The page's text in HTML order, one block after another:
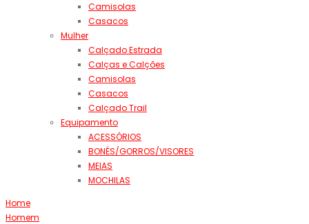
Camisolas
Casacos
Mulher
Calçado Estrada
Calças e Calções
Camisolas
Casacos
Calçado Trail
Equipamento
ACESSÓRIOS
BONÉS/GORROS/VISORES
MEIAS
MOCHILAS
Home
Homem